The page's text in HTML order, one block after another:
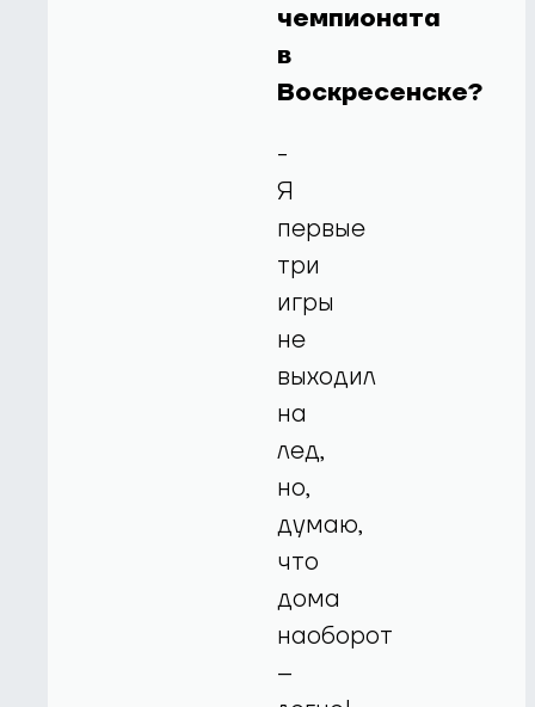
чемпионата
в
Воскресенске?
-
Я
первые
три
игры
не
выходил
на
лед,
но,
думаю,
что
дома
наоборот
–